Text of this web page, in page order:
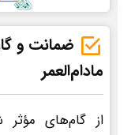
ضمانت و
مادام‌العمر
از گام‌های مؤثر